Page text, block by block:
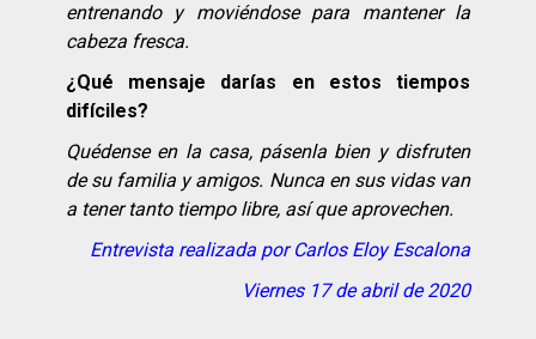
entrenando y moviéndose para mantener la
cabeza fresca.
¿Qué mensaje darías en estos tiempos
difíciles?
Quédense en la casa, pásenla bien y disfruten
de su familia y amigos. Nunca en sus vidas van
a tener tanto tiempo libre, así que aprovechen.
Entrevista realizada por Carlos Eloy Escalona
Viernes 17 de abril de 2020